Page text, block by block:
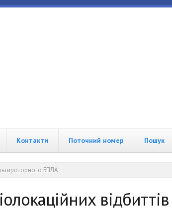
Контакти Поточний номер Пошук
БПЛА
відбиттів